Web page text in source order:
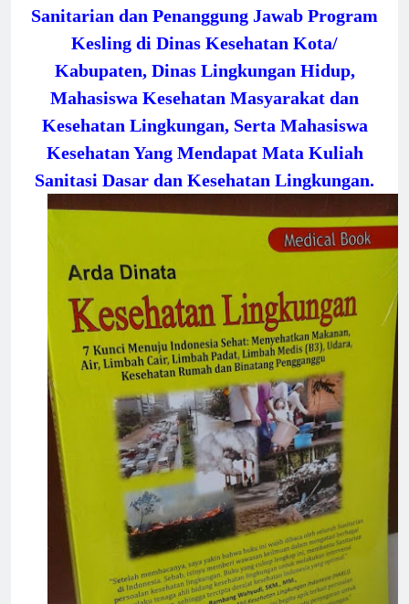
Sanitarian dan Penanggung Jawab Program
Kesling di Dinas Kesehatan Kota/
Kabupaten, Dinas Lingkungan Hidup,
Mahasiswa Kesehatan Masyarakat dan
Kesehatan Lingkungan, Serta Mahasiswa
Kesehatan Yang Mendapat Mata Kuliah
Sanitasi Dasar dan Kesehatan Lingkungan.